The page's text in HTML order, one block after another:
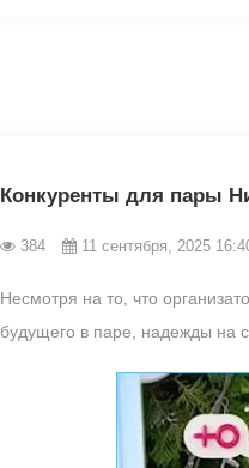
Конкуренты для пары
384 11 сентября, 2025
Несмотря на то, что
будущего в паре, надежды на